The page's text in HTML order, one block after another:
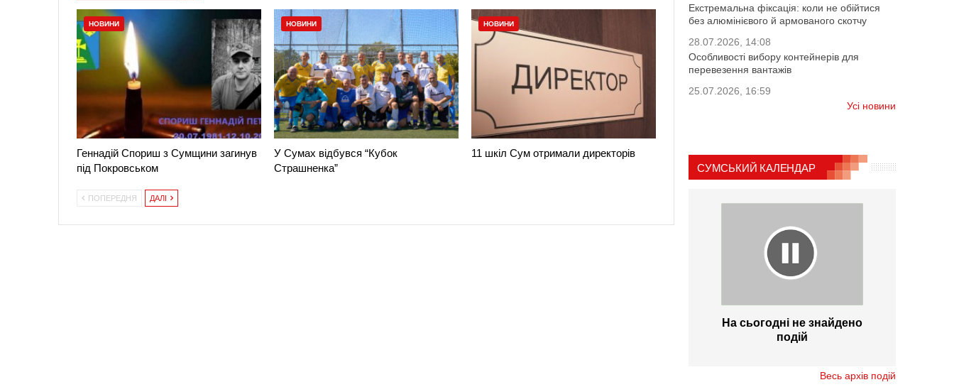
НОВИНИ
Геннадій Спориш з Сумщини загинув
під Покровськом
НОВИНИ
У Сумах відбувся “Кубок
Страшненка”
НОВИНИ
11 шкіл Сум отримали директорів
ПОПЕРЕДНЯ ДАЛІ
Екстремальна фіксація: коли не обійтися
без алюмінієвого й армованого скотчу
28.07.2026, 14:08
Особливості вибору контейнерів для
перевезення вантажів
25.07.2026, 16:59
Усі новини
СУМСЬКИЙ КАЛЕНДАР
На сьогодні не знайдено
подій
Весь архів подій